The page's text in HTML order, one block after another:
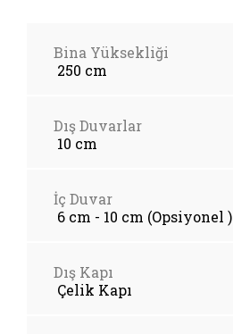
Bina Yüksekliği
250 cm
Dış Duvarlar
10 cm
İç Duvar
6 cm - 10 cm (Opsiyonel )
Dış Kapı
Çelik Kapı